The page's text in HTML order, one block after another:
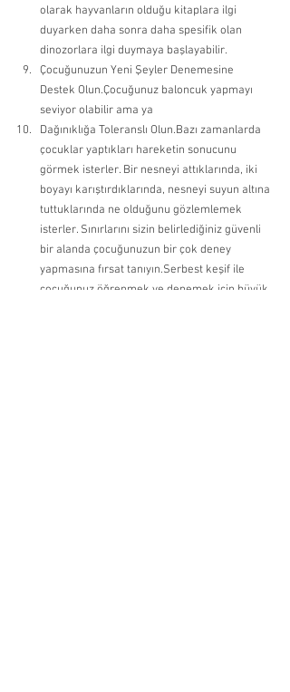
olarak hayvanların olduğu kitaplara ilgi
duyarken daha sonra daha spesifik olan
dinozorlara ilgi duymaya başlayabilir.
Çocuğunuzun Yeni Şeyler Denemesine
Destek Olun.Çocuğunuz baloncuk yapmayı
seviyor olabilir ama ya
Dağınıklığa Toleranslı Olun.Bazı zamanlarda
çocuklar yaptıkları hareketin sonucunu
görmek isterler. Bir nesneyi attıklarında, iki
boyayı karıştırdıklarında, nesneyi suyun altına
tuttuklarında ne olduğunu gözlemlemek
isterler. Sınırlarını sizin belirlediğiniz güvenli
bir alanda çocuğunuzun bir çok deney
yapmasına fırsat tanıyın.Serbest keşif ile
çocuğunuz öğrenmek ve denemek için büyük